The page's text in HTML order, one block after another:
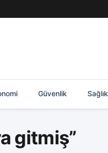
Güvenlik Sağlık
gitmiş”